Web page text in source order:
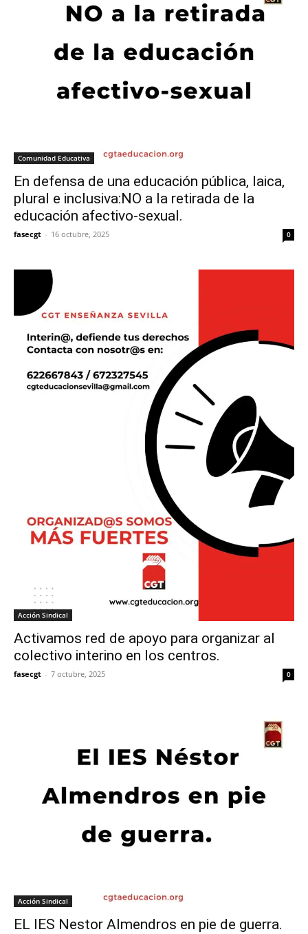
Comunidad Educativa
En defensa de una educación pública, laica,
plural e inclusiva:NO a la retirada de la
educación afectivo-sexual.
fasecgt - 16 octubre, 2025 0
Acción Sindical
Activamos red de apoyo para organizar al
colectivo interino en los centros.
fasecgt - 7 octubre, 2025 0
Acción Sindical
EL IES Nestor Almendros en pie de guerra.